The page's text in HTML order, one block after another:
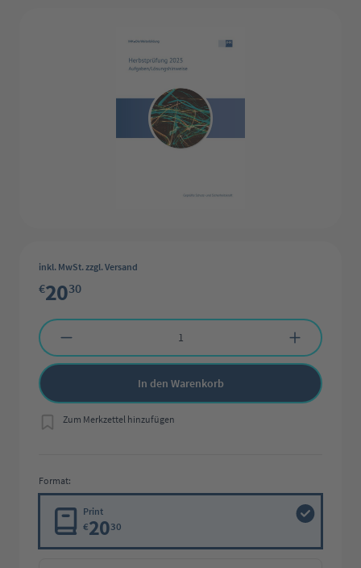
inkl. MwSt. zzgl. Versand
€2030
Produkt Anzahl: Gib den gewünschten Wert ein oder benutze die
In den Warenkorb
Zum Merkzettel hinzufügen
Format:
Print
€2030